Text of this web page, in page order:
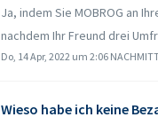
Ja, indem Sie MOBROG an
nachdem Ihr Freund drei
Do, 14 Apr, 2022 um 2:06
Wieso habe ich keine